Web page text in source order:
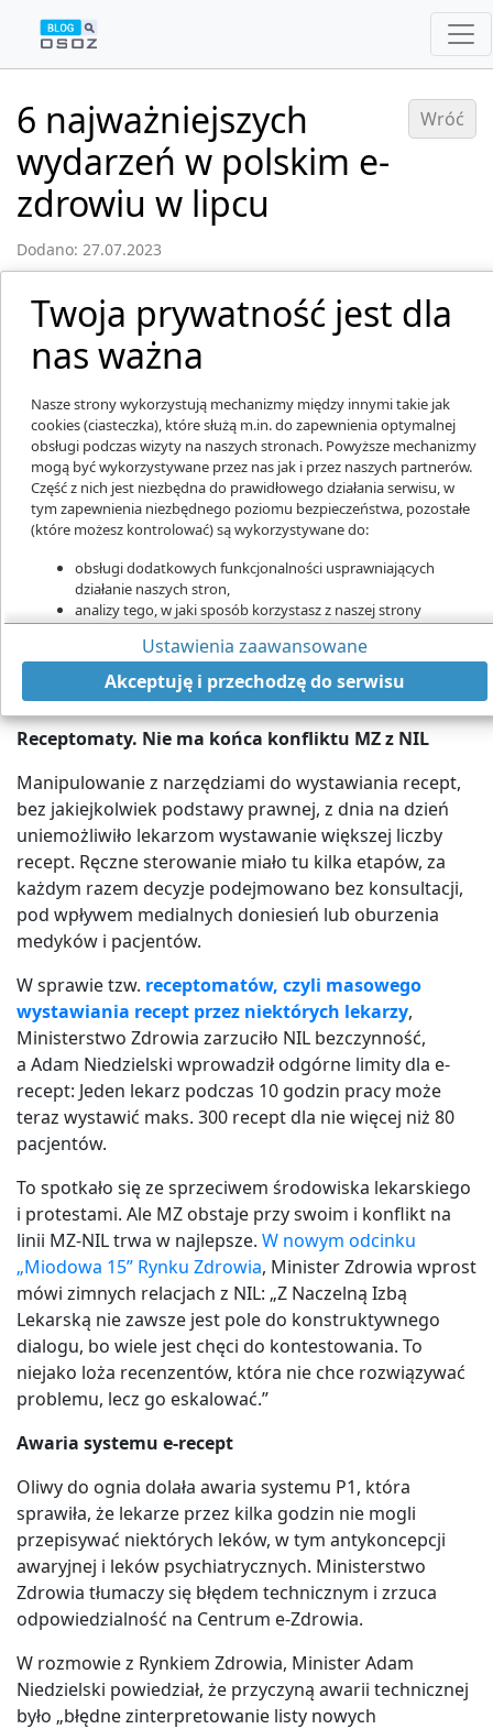
6 najważniejszych
wydarzeń w polskim e-
zdrowiu w lipcu
Dodano: 27.07.2023
Wróć
Mimo wakacji, w e-zdrowiu dużo się dzieje
Burza w sprawie receptomatów,
cyberbezpieczeństwo, refundacja dla nowych
zabiegów robotyki medycznej, awaria systemu e-
zdrowia, e-konsylium, IPOM w dokumentacji
medycznej .
Receptomaty. Nie ma końca konfliktu MZ z NIL
Manipulowanie z narzędziami do wystawiania recept,
bez jakiejkolwiek podstawy prawnej, z dnia na dzień
uniemożliwiło lekarzom wystawanie większej liczby
recept. Ręczne sterowanie miało tu kilka etapów, za
każdym razem decyzje podejmowano bez konsultacji,
pod wpływem medialnych doniesień lub oburzenia
medyków i pacjentów.
W sprawie tzw. receptomatów, czyli masowego
wystawiania recept przez niektórych lekarzy,
Ministerstwo Zdrowia zarzuciło NIL bezczynność,
a Adam Niedzielski wprowadził odgórne limity dla e-
recept: Jeden lekarz podczas 10 godzin pracy może
teraz wystawić maks. 300 recept dla nie więcej niż 80
pacjentów.
To spotkało się ze sprzeciwem środowiska lekarskiego
i protestami. Ale MZ obstaje przy swoim i konflikt na
linii MZ-NIL trwa w najlepsze. W nowym odcinku
„Miodowa 15” Rynku Zdrowia, Minister Zdrowia wprost
mówi zimnych relacjach z NIL: „Z Naczelną Izbą
Lekarską nie zawsze jest pole do konstruktywnego
dialogu, bo wiele jest chęci do kontestowania. To
niejako loża recenzentów, która nie chce rozwiązywać
problemu, lecz go eskalować.”
Awaria systemu e-recept
Oliwy do ognia dolała awaria systemu P1, która
sprawiła, że lekarze przez kilka godzin nie mogli
przepisywać niektórych leków, w tym antykoncepcji
awaryjnej i leków psychiatrycznych. Ministerstwo
Zdrowia tłumaczy się błędem technicznym i zrzuca
odpowiedzialność na Centrum e-Zdrowia.
W rozmowie z Rynkiem Zdrowia, Minister Adam
Niedzielski powiedział, że przyczyną awarii technicznej
było „błędne zinterpretowanie listy nowych
Twoja prywatność jest dla
nas ważna
Nasze strony wykorzystują mechanizmy między innymi takie jak
cookies (ciasteczka), które służą m.in. do zapewnienia optymalnej
obsługi podczas wizyty na naszych stronach. Powyższe mechanizmy
mogą być wykorzystywane przez nas jak i przez naszych partnerów.
Część z nich jest niezbędna do prawidłowego działania serwisu, w
tym zapewnienia niezbędnego poziomu bezpieczeństwa, pozostałe
(które możesz kontrolować) są wykorzystywane do:
obsługi dodatkowych funkcjonalności usprawniających
działanie naszych stron,
analizy tego, w jaki sposób korzystasz z naszej strony
marketingu bezpośredniego,
udostępniania funkcji mediów społecznościowych.
Kliknij „Akceptuję i przechodzę do strony”, aby wyrazić zgodę
na przetwarzanie przez nas i naszych partnerów Twoich
danych w powyższych celach.
Pamiętaj, że wyrażenie zgody jest dobrowolne, a wyrażoną zgodę
możesz w każdej chwili cofnąć, możesz też wycofać zgodę na
przetwarzanie Twoich danych tylko w niektórych celach. Jeżeli
chcesz dowiedzieć się więcej lub chcesz przeprowadzić konfigurację
szczegółową - możesz tego dokonać za pomocą „Ustawień
zaawansowanych”.
Więcej informacji na temat wykorzystywania narzędzi zewnętrznych
na naszych stronach znajdziesz wPolityce cookies.
Ustawienia zaawansowane
Akceptuję i przechodzę do serwisu